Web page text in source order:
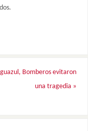
Bomberos evitaron
una tragedia »